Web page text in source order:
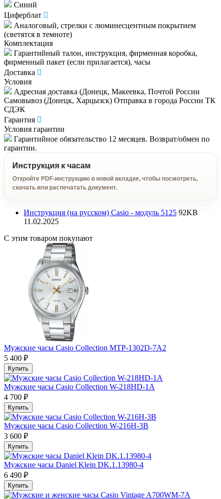
Синий
Циферблат
Аналоговый, стрелки с люминесцентным покрытием
(светятся в темноте)
Комплектация
Гарантийный талон, инструкция, фирменная коробка,
фирменный пакет (если прилагается), часы
Доставка
Условия
Адресная доставка (Донецк, Макеевка, Почтой России
Самовывоз (Донецк, Харцызск) Отправка в города России ТК
СДЭК
Гарантия
Условия гарантии
Гарантийное обязательство 12 месяцев. Возврат/обмен по
гарантии.
Инструкция к часам
Откройте PDF-инструкцию в новой вкладке, чтобы посмотреть,
скачать или распечатать документ.
Инструкция (на русском) Casio - модуль 5125 92KB
11.02.2025
С этим товаром покупают
Мужские часы Casio Collection MTP-1302D-7A2
5 400 ₽
Купить
Мужские часы Casio Collection W-218HD-1A
4 700 ₽
Купить
Мужские часы Casio Collection W-216H-3B
3 600 ₽
Купить
Мужские часы Daniel Klein DK.1.13980-4
6 490 ₽
Купить